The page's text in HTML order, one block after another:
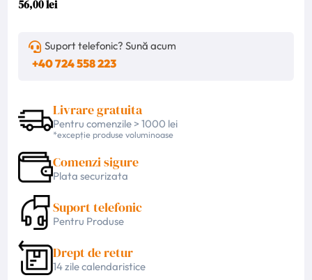
56,00 lei
Suport telefonic? Sună acum
+40 724 558 223
Livrare gratuita
Pentru comenzile > 1000 lei
*excepție produse voluminoase
Comenzi sigure
Plata securizata
Suport telefonic
Pentru Produse
Drept de retur
14 zile calendaristice